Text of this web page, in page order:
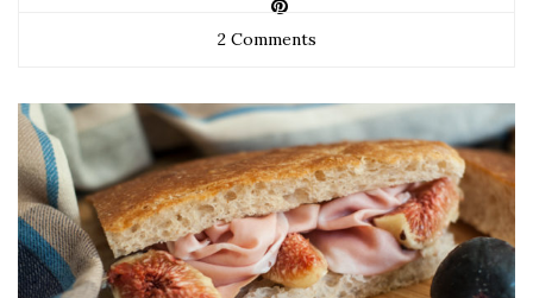
2 Comments